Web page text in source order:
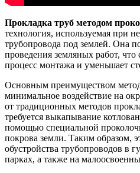
Прокладка труб методом
технология, используемая при
трубопровода под землей. Она
проведения земляных работ, что
процесс монтажа и уменьшает
Основным преимуществом
минимальное воздействие на
от традиционных методов
требуется выкапывание
помощью специальной
покрова земли. Таким образом,
обустройства трубопроводов в
парках, а также на